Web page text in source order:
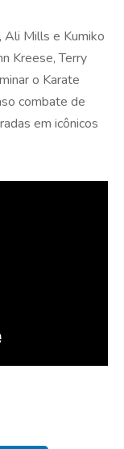
Ali Mills e Kumiko
Kreese, Terry
o Karate
combate de
em icônicos